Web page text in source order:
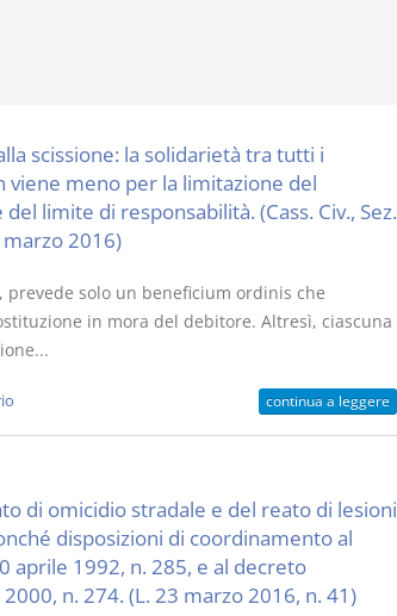
scissione: la solidarietà tra tutti i
viene meno per la limitazione del
limite di responsabilità. (Cass. Civ., Sez.
2016)
prevede solo un beneficium ordinis che
in mora del debitore. Altresì, ciascuna
continua a leggere
di omicidio stradale e del reato di lesioni
disposizioni di coordinamento al
aprile 1992, n. 285, e al decreto
n. 274. (L. 23 marzo 2016, n. 41)
e
Versione ebook